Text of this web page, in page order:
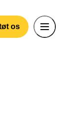
os